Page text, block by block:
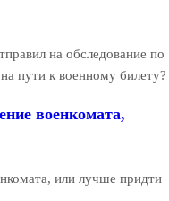
на обследование по
пути к военному билету?
военкомата,
или лучше придти